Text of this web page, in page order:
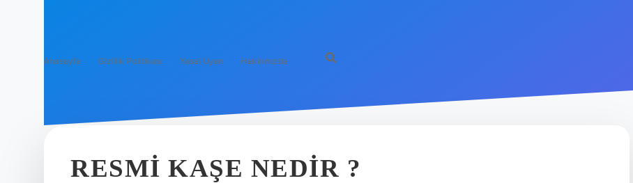
Anasayfa Gizlilik Politikası Yasal Uyarı Hakkımızda
RESMI KAŞE NEDIR ?